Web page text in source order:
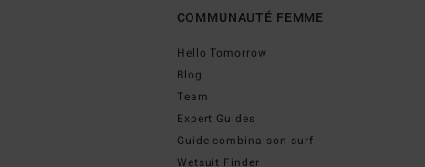
COMMUNAUTÉ FEMME
Hello Tomorrow
Blog
Team
Expert Guides
Guide combinaison surf
Wetsuit Finder